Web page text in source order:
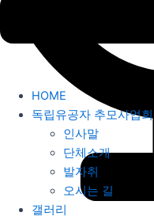
HOME
독립유공자 추모사업회
인사말
단체소개
발자취
오시는 길
갤러리